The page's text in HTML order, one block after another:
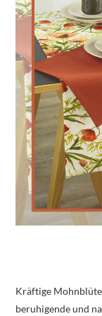
Kräftige
beruhigende und